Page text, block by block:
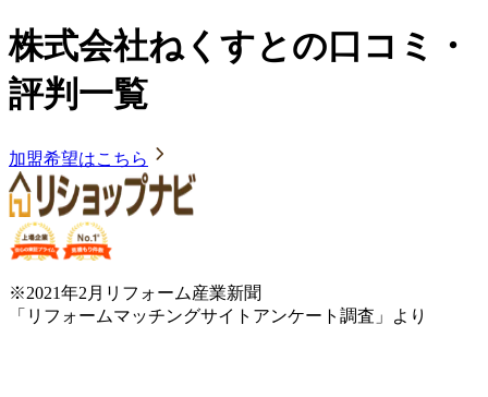
株式会社ねくすとの口コミ・
評判一覧
加盟希望はこちら
※2021年2月リフォーム産業新聞
「リフォームマッチングサイトアンケート調査」より